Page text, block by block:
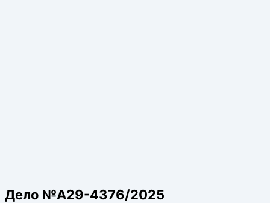
Дело №А29-4376/2025